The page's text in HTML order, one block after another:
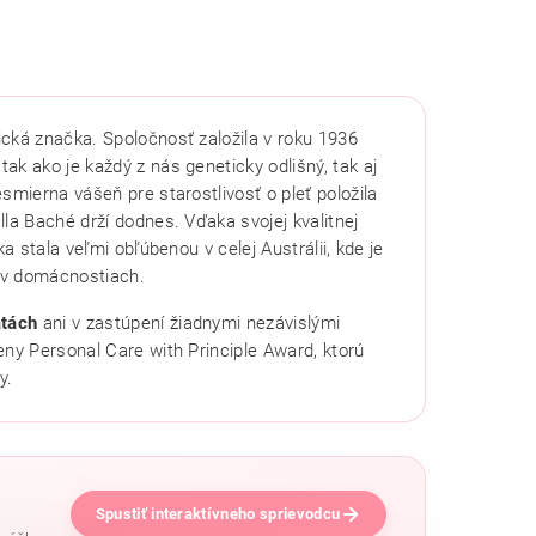
značka. Spoločnosť založila v roku 1936
ako je každý z nás geneticky odlišný, tak aj
vášeň pre starostlivosť o pleť položila
Baché drží dodnes. Vďaka svojej kvalitnej
stala veľmi obľúbenou v celej Austrálii, kde je
domácnostiach.
ani v zastúpení žiadnymi nezávislými
Personal Care with Principle Award, ktorú
Spustiť interaktívneho sprievodcu